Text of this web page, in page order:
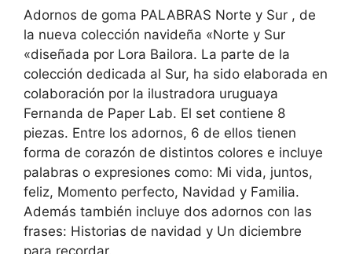
Adornos de goma PALABRAS Norte y Sur , de
la nueva colección navideña «Norte y Sur
«diseñada por Lora Bailora. La parte de la
colección dedicada al Sur, ha sido elaborada en
colaboración por la ilustradora uruguaya
Fernanda de Paper Lab. El set contiene 8
piezas. Entre los adornos, 6 de ellos tienen
forma de corazón de distintos colores e incluye
palabras o expresiones como: Mi vida, juntos,
feliz, Momento perfecto, Navidad y Familia.
Además también incluye dos adornos con las
frases: Historias de navidad y Un diciembre
para recordar.